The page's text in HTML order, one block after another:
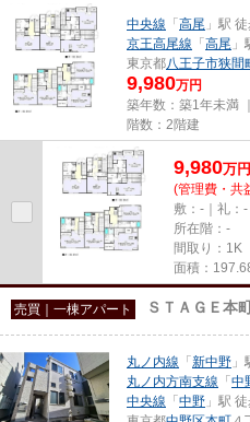
中央線 「 高尾 」駅
京王高尾線 「 高尾
東京都八王子市狭間
9,980万円
築年数：築1年未満
階数：2階建
9,980万円
(管理費・共
敷：-｜礼：-
所在階：-
間取り：1K
面積：
売買｜一棟アパート ＳＴＡＧＥ本
丸ノ内線 「 新中野
丸ノ内方南支線 「 中
中央線 「 中野 」駅